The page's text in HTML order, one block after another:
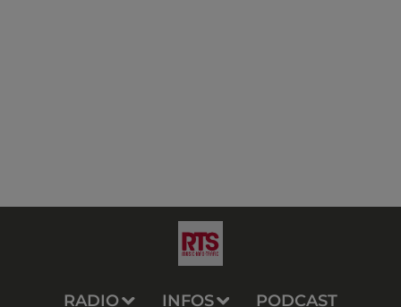
RADIO INFOS PODCAST